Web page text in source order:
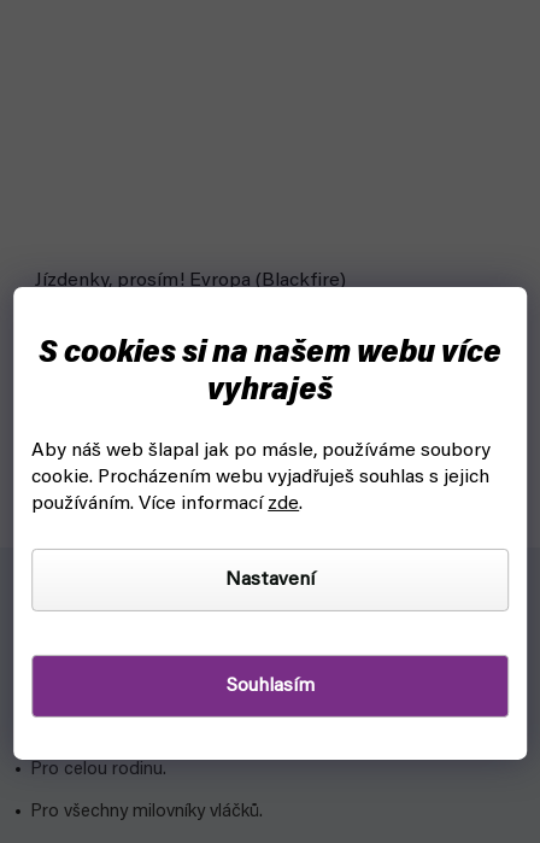
S cookies si na našem webu více
vyhraješ
Aby náš web šlapal jak po másle, používáme soubory
cookie. Procházením webu vyjadřuješ souhlas s jejich
používáním. Více informacízde.
Nastavení
Souhlasím
Jízdenky, prosím! Evropa (Blackfire)
skladem, ihned k odeslání
Jízdenky, prosím Evropa, jedna z nejoblíbenějších rodinných
her na světě. Pojď budovat železniční tratě po celé Evropě.
Pro celou rodinu.
Pro všechny milovníky vláčků.